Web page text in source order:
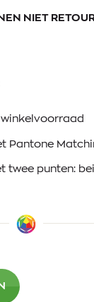
NIET
Pantone
punten: